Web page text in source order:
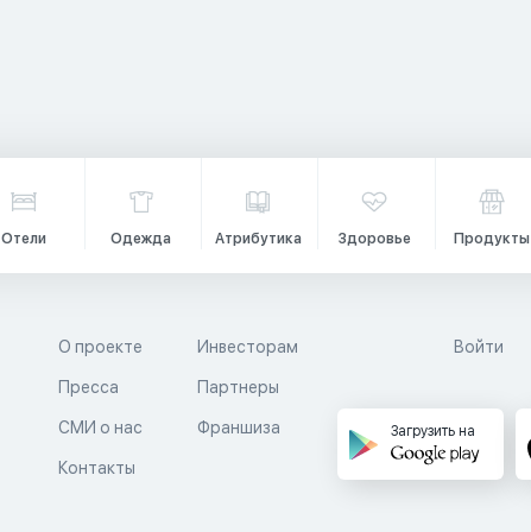
Отели Одежда Атрибутика Здоровье Продукты
О проекте
Пресса
СМИ о нас
Контакты
Инвесторам
Партнеры
Франшиза
Войти
Загрузить на